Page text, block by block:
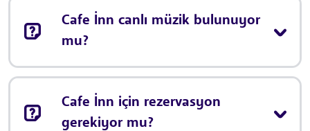
Cafe İnn canlı müzik bulunuyor
mu?
Cafe İnn için rezervasyon
gerekiyor mu?